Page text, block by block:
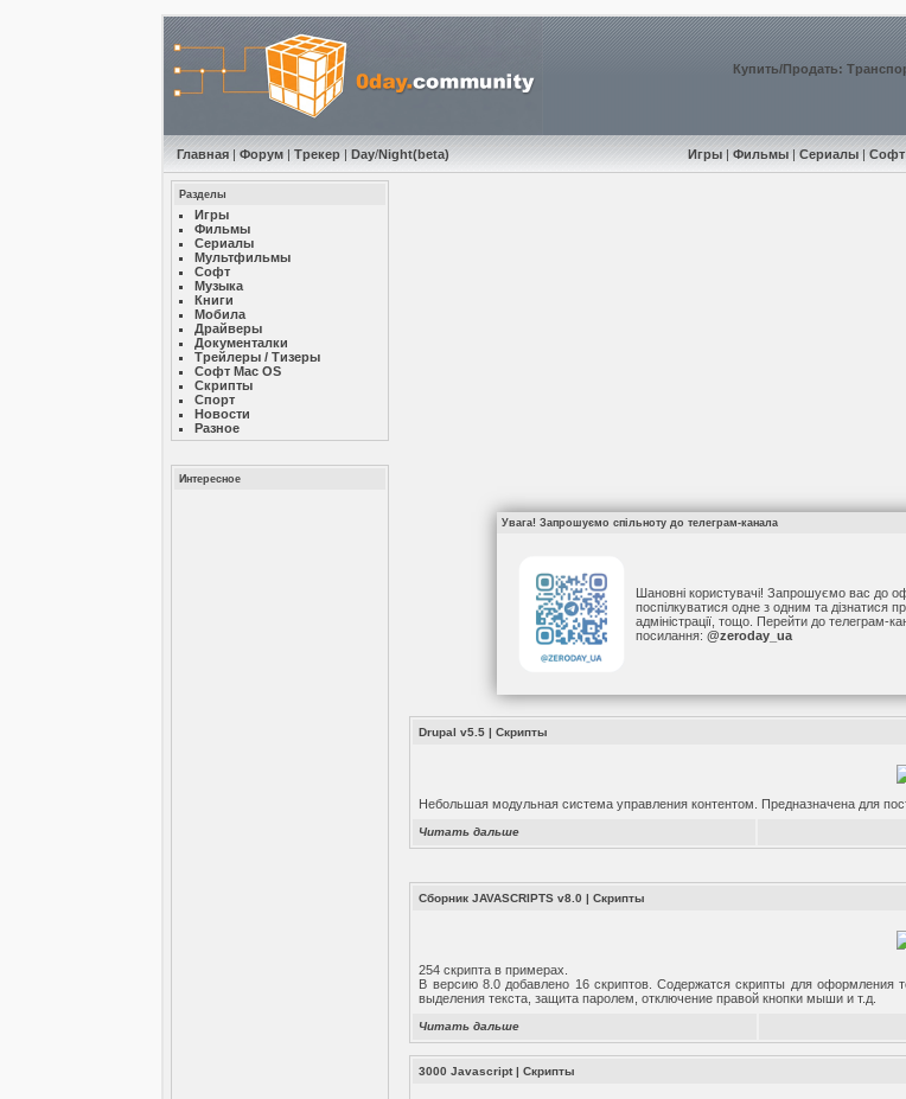
Купить/Продать:
Главная |Форум |Трекер |Day/Night(beta) Игры |Фильмы |Сериалы |Софт
Разделы
Игры
Фильмы
Сериалы
Мультфильмы
Софт
Музыкa
Книги
Мобила
Драйверы
Документалки
Трейлеры / Тизеры
Софт Mac OS
Скрипты
Спорт
Новости
Разное
Интересное
Увага! Запрошуємо спільноту до телеграм-канала
Шановні користувачі! Запрошуємо вас до
поспілкуватися одне з одним та дізнатися
адміністрації, тощо. Перейти до
посилання: @zeroday_ua
Drupal v5.5 |Скрипты
Небольшая модульная система управления контентом. Предназначена для
Читать дальше
Сборник JAVASCRIPTS v8.0 |Скрипты
254 скрипта в примерах.
В версию 8.0 добавлено 16 скриптов. Содержатся скрипты для
выделения текста, защита паролем, отключение правой кнопки мыши и т.д.
Читать дальше
3000 Javascript|Скрипты